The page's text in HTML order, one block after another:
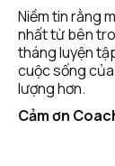
Niềm tin rằng
nhất từ bên
tháng luyện
cuộc sống
lượng hơn.
Cảm ơn